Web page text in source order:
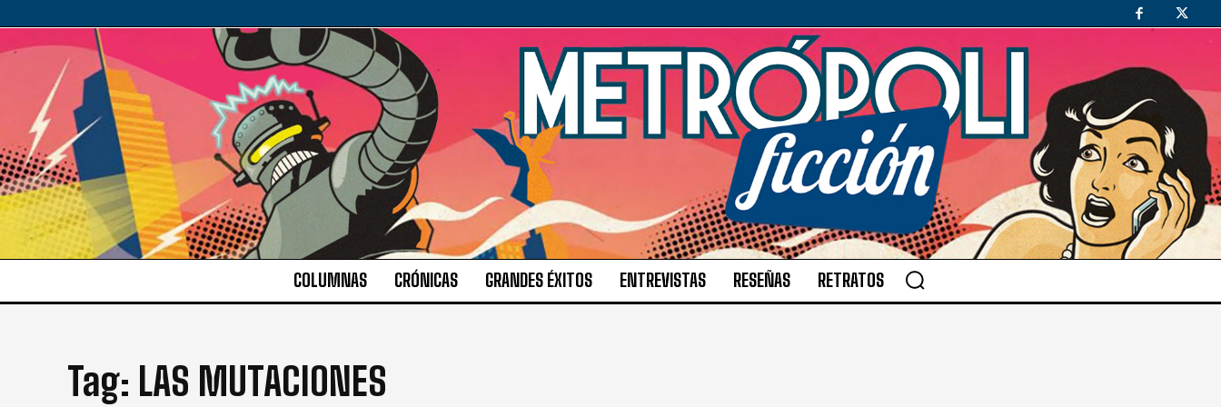
COLUMNAS CRÓNICAS GRANDES ÉXITOS ENTREVISTAS RESEÑAS RETRATOS
Tag: LAS MUTACIONES